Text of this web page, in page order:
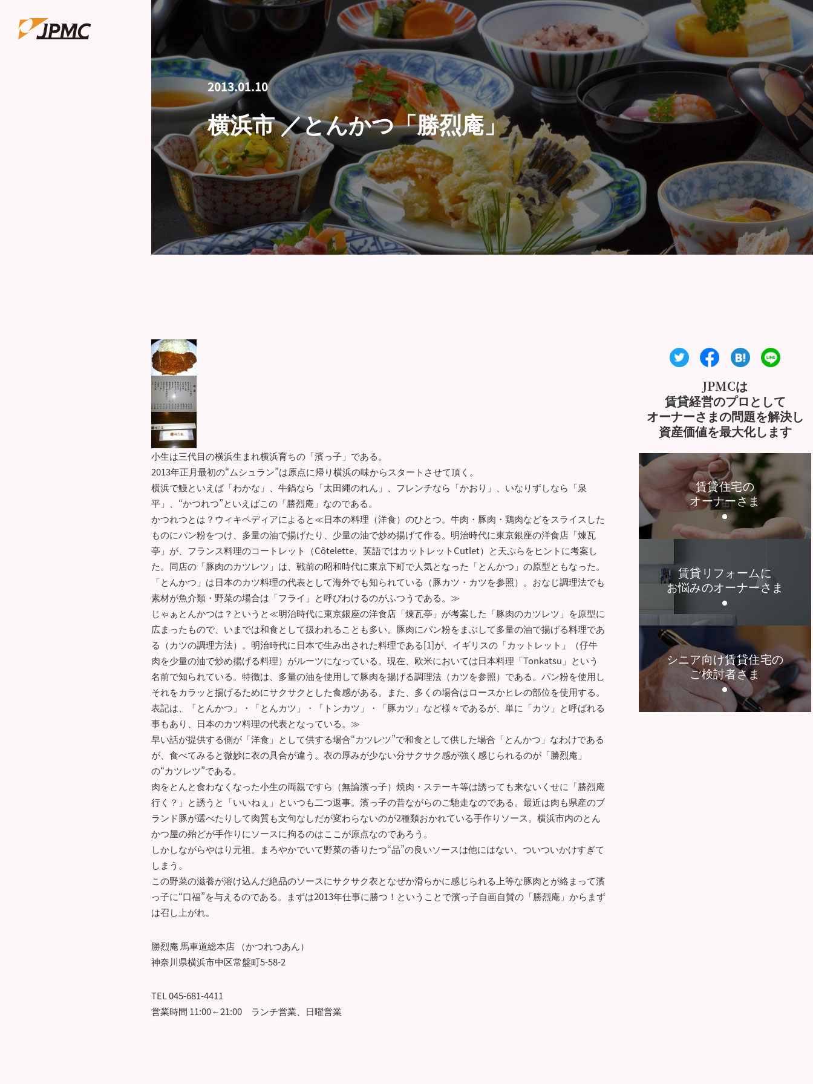
2013.01.10
横浜市 ／とんかつ「勝烈庵」
小生は三代目の横浜生まれ横浜育ちの「濱っ子」である。
2013年正月最初の“ムシュラン”は原点に帰り横浜の味からスタートさせて頂く。
横浜で鰻といえば「わかな」、牛鍋なら「太田縄のれん」、フレンチなら「かおり」、いなりずしなら「泉
平」、“かつれつ”といえばこの「勝烈庵」なのである。
かつれつとは？ウィキペディアによると≪日本の料理（洋食）のひとつ。牛肉・豚肉・鶏肉などをスライスした
ものにパン粉をつけ、多量の油で揚げたり、少量の油で炒め揚げて作る。明治時代に東京銀座の洋食店「煉瓦
亭」が、フランス料理のコートレット（Côtelette、英語ではカットレットCutlet）と天ぷらをヒントに考案し
た。同店の「豚肉のカツレツ」は、戦前の昭和時代に東京下町で人気となった「とんかつ」の原型ともなった。
「とんかつ」は日本のカツ料理の代表として海外でも知られている（豚カツ・カツを参照）。おなじ調理法でも
素材が魚介類・野菜の場合は「フライ」と呼びわけるのがふつうである。≫
じゃぁとんかつは？というと≪明治時代に東京銀座の洋食店「煉瓦亭」が考案した「豚肉のカツレツ」を原型に
広まったもので、いまでは和食として扱われることも多い。豚肉にパン粉をまぶして多量の油で揚げる料理であ
る（カツの調理方法）。明治時代に日本で生み出された料理である[1]が、イギリスの「カットレット」（仔牛
肉を少量の油で炒め揚げる料理）がルーツになっている。現在、欧米においては日本料理「Tonkatsu」という
名前で知られている。特徴は、多量の油を使用して豚肉を揚げる調理法（カツを参照）である。パン粉を使用し
それをカラッと揚げるためにサクサクとした食感がある。また、多くの場合はロースかヒレの部位を使用する。
表記は、「とんかつ」・「とんカツ」・「トンカツ」・「豚カツ」など様々であるが、単に「カツ」と呼ばれる
事もあり、日本のカツ料理の代表となっている。≫
早い話が提供する側が「洋食」として供する場合“カツレツ”で和食として供した場合「とんかつ」なわけである
が、食べてみると微妙に衣の具合が違う。衣の厚みが少ない分サクサク感が強く感じられるのが「勝烈庵」
の“カツレツ”である。
肉をとんと食わなくなった小生の両親ですら（無論濱っ子）焼肉・ステーキ等は誘っても来ないくせに「勝烈庵
行く？」と誘うと「いいねぇ」といつも二つ返事。濱っ子の昔ながらのご馳走なのである。最近は肉も県産のブ
ランド豚が選べたりして肉質も文句なしだが変わらないのが2種類おかれている手作りソース。横浜市内のとん
かつ屋の殆どが手作りにソースに拘るのはここが原点なのであろう。
しかしながらやはり元祖。まろやかでいて野菜の香りたつ“品”の良いソースは他にはない、ついついかけすぎて
しまう。
この野菜の滋養が溶け込んだ絶品のソースにサクサク衣となぜか滑らかに感じられる上等な豚肉とが絡まって濱
っ子に“口福”を与えるのである。まずは2013年仕事に勝つ！ということで濱っ子自画自賛の「勝烈庵」からまず
は召し上がれ。
勝烈庵 馬車道総本店 （かつれつあん）
神奈川県横浜市中区常盤町5-58-2
TEL 045-681-4411
営業時間 11:00～21:00 ランチ営業、日曜営業
JPMCは
賃貸経営のプロとして
オーナーさまの問題を解決し
資産価値を最大化します
賃貸住宅の
オーナーさま
賃貸リフォームに
お悩みのオーナーさま
シニア向け賃貸住宅の
ご検討者さま